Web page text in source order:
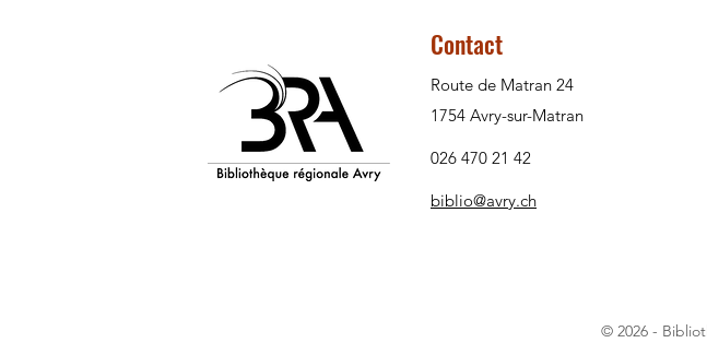
Contact
Route de Matran 24
1754 Avry-sur-Matran
026 470 21 42
biblio@avry.ch
© 2026 -